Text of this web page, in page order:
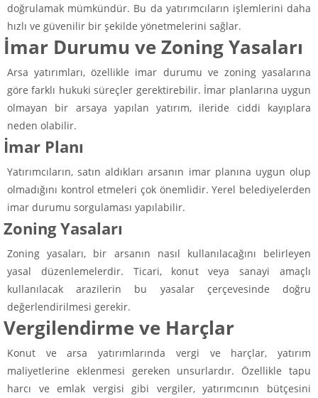
doğrulamak mümkündür. Bu da yatırımcıların işlemlerini daha
hızlı ve güvenilir bir şekilde yönetmelerini sağlar.
İmar Durumu ve Zoning Yasaları
Arsa yatırımları, özellikle imar durumu ve zoning yasalarına
göre farklı hukuki süreçler gerektirebilir. İmar planlarına uygun
olmayan bir arsaya yapılan yatırım, ileride ciddi kayıplara
neden olabilir.
İmar Planı
Yatırımcıların, satın aldıkları arsanın imar planına uygun olup
olmadığını kontrol etmeleri çok önemlidir. Yerel belediyelerden
imar durumu sorgulaması yapılabilir.
Zoning Yasaları
Zoning yasaları, bir arsanın nasıl kullanılacağını belirleyen
yasal düzenlemelerdir. Ticari, konut veya sanayi amaçlı
kullanılacak arazilerin bu yasalar çerçevesinde doğru
değerlendirilmesi gerekir.
Vergilendirme ve Harçlar
Konut ve arsa yatırımlarında vergi ve harçlar, yatırım
maliyetlerine eklenmesi gereken unsurlardır. Özellikle tapu
harcı ve emlak vergisi gibi vergiler, yatırımcının bütçesini